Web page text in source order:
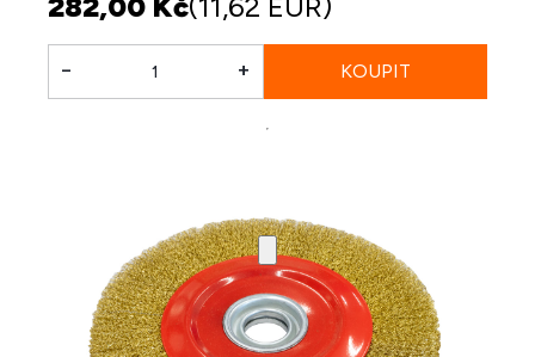
- +